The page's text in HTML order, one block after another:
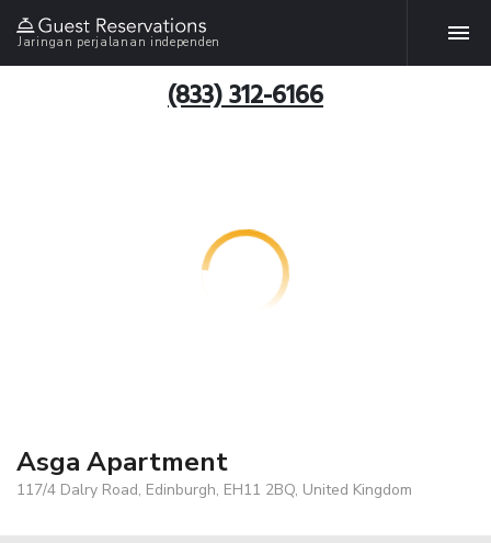
Jaringan perjalanan independen
(833) 312-6166
Asga Apartment
117/4 Dalry Road, Edinburgh, EH11 2BQ, United Kingdom